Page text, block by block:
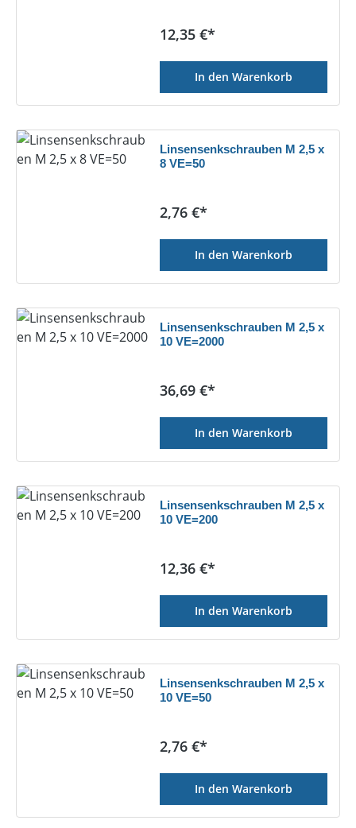
Regulärer Preis:
12,35 €*
In den Warenkorb
Linsensenkschrauben M 2,5 x
8 VE=50
Regulärer Preis:
2,76 €*
In den Warenkorb
Linsensenkschrauben M 2,5 x
10 VE=2000
Regulärer Preis:
36,69 €*
In den Warenkorb
Linsensenkschrauben M 2,5 x
10 VE=200
Regulärer Preis:
12,36 €*
In den Warenkorb
Linsensenkschrauben M 2,5 x
10 VE=50
Regulärer Preis:
2,76 €*
In den Warenkorb